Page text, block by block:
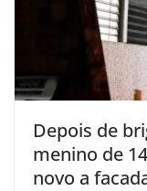
Depois de
menino de
novo a